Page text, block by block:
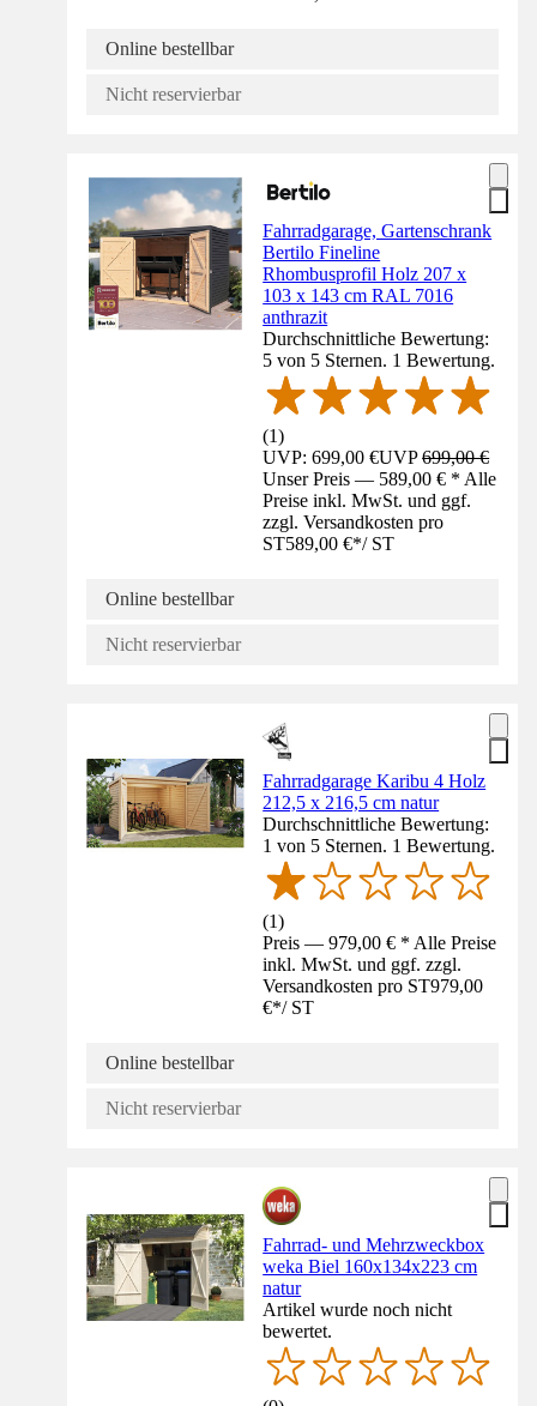
Online bestellbar
Nicht reservierbar
Fahrradgarage, Gartenschrank
Bertilo Fineline
Rhombusprofil Holz 207 x
103 x 143 cm RAL 7016
anthrazit
Durchschnittliche Bewertung:
5 von 5 Sternen. 1 Bewertung.
(1)
UVP: 699,00 €UVP699,00 €
Unser Preis — 589,00 € * Alle
Preise inkl. MwSt. und ggf.
zzgl. Versandkosten pro
ST589,00 €*/ ST
Online bestellbar
Nicht reservierbar
Fahrradgarage Karibu 4 Holz
212,5 x 216,5 cm natur
Durchschnittliche Bewertung:
1 von 5 Sternen. 1 Bewertung.
(1)
Preis — 979,00 € * Alle Preise
inkl. MwSt. und ggf. zzgl.
Versandkosten pro ST979,00
€*/ ST
Online bestellbar
Nicht reservierbar
Fahrrad- und Mehrzweckbox
weka Biel 160x134x223 cm
natur
Artikel wurde noch nicht
bewertet.